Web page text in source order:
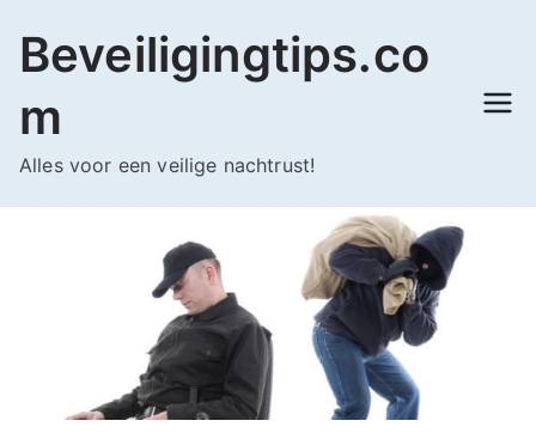
naar
inhoud
Beveiligingtips.co
m
Alles voor een veilige nachtrust!